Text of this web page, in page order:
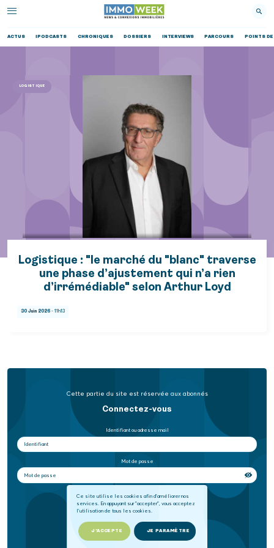
ACTUS IPODCASTS CHRONIQUES DOSSIERS INTERVIEWS PARCOURS POINTS DE
Ce site utilise les cookies afin d'améliorer nos
services. En appuyant sur "accepter", vous acceptez
l'utilisation de tous les cookies.
J'ACCEPTE JE PARAMÈTRE
LOGISTIQUE
Logistique : "le marché du "blanc" traverse
une phase d’ajustement qui n’a rien
d’irrémédiable" selon Arthur Loyd
30 Juin 2026 - 11h13
Cette partie du site est réservée aux abonnés
Connectez-vous
Identifiant ou adresse mail
Mot de passe
Mot de passe oublié